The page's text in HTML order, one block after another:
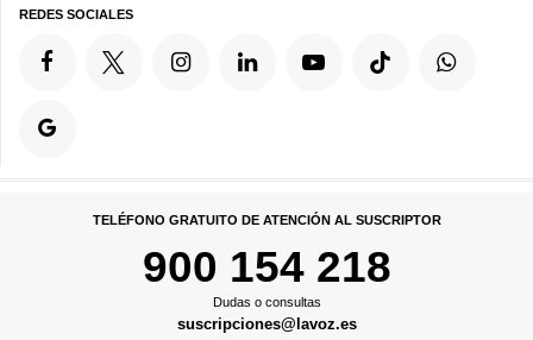
REDES SOCIALES
TELÉFONO GRATUITO DE ATENCIÓN AL SUSCRIPTOR
900 154 218
Dudas o consultas
suscripciones@lavoz.es